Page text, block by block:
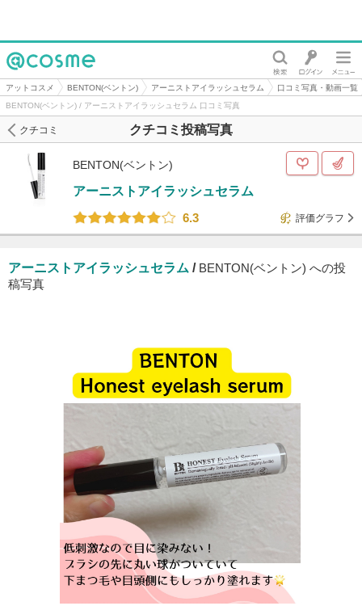
@cosme
アットコスメ BENTON(ベントン) アーニストアイラッシュセラム
口コミ写真・動画一覧
BENTON(ベントン) / アーニストアイラッシュセラム 口コミ写真
クチコミ投稿写真
クチコミ
BENTON(ベントン)
アーニストアイラッシュセラム
6.3
評価グラフ
アーニストアイラッシュセラム / BENTON(ベントン) への投
稿写真